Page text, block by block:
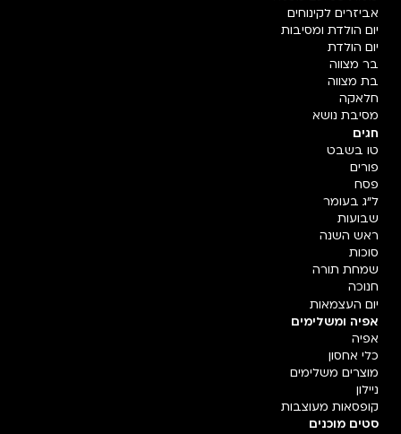
אביזרים לקינוחים
יום הולדת ומסיבות
יום הולדת
בר מצווה
בת מצווה
חלאקה
מסיבת נושא
חגים
טו בשבט
פורים
פסח
ל"ג בעומר
שבועות
ראש השנה
סוכות
שמחת תורה
חנוכה
יום העצמאות
אפיה ומשלימים
אפיה
כלי אחסון
מוצרים משלימים
ניילון
קופסאות מעוצבות
סטים מוכנים